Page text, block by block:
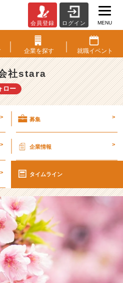
？
会員登録 ログイン MENU
企業を探す 就職イベント
社stara
ロー
> 募集 >
> 企業情報 >
> タイムライン